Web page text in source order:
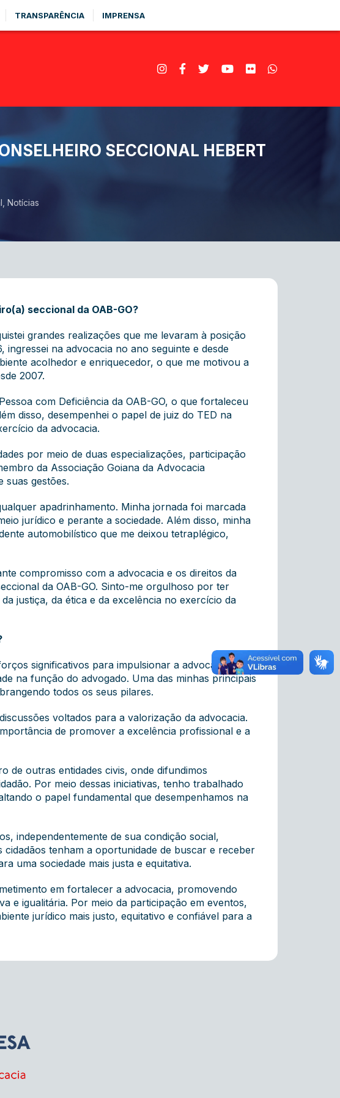
TRANSPARÊNCIA IMPRENSA
SECCIONAL HEBERT
Notícias
seccional da OAB-GO?
grandes realizações que me levaram à posição
na advocacia no ano seguinte e desde
acolhedor e enriquecedor, o que me motivou a
2007.
com Deficiência da OAB-GO, o que fortaleceu
disso, desempenhei o papel de juiz do TED na
da advocacia.
por meio de duas especializações, participação
da Associação Goiana da Advocacia
suas gestões.
apadrinhamento. Minha jornada foi marcada
jurídico e perante a sociedade. Além disso, minha
automobilístico que me deixou tetraplégico,
compromisso com a advocacia e os direitos da
da OAB-GO. Sinto-me orgulhoso por ter
justiça, da ética e da excelência no exercício da
significativos para impulsionar a advocacia,
na função do advogado. Uma das minhas principais
todos os seus pilares.
voltados para a valorização da advocacia.
de promover a excelência profissional e a
de outras entidades civis, onde difundimos
Por meio dessas iniciativas, tenho trabalhado
o papel fundamental que desempenhamos na
independentemente de sua condição social,
tenham a oportunidade de buscar e receber
uma sociedade mais justa e equitativa.
em fortalecer a advocacia, promovendo
e igualitária. Por meio da participação em eventos,
jurídico mais justo, equitativo e confiável para a